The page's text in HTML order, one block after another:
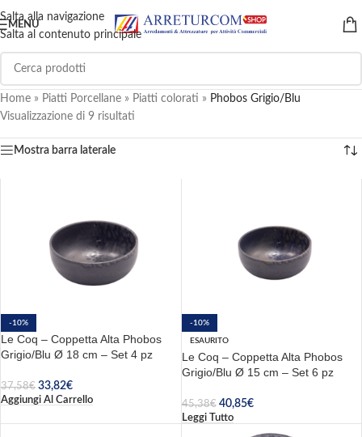
Salta alla navigazione
Salta al contenuto principale
MENU
Home » Piatti Porcellane » Piatti colorati » Phobos Grigio/Blu
Visualizzazione di 9 risultati
Mostra barra laterale
-10%
Le Coq – Coppetta Alta Phobos
Grigio/Blu Ø 18 cm – Set 4 pz
37,58€ 33,82€
Aggiungi Al Carrello
-10%
ESAURITO
Le Coq – Coppetta Alta Phobos
Grigio/Blu Ø 15 cm – Set 6 pz
45,38€ 40,85€
Leggi Tutto